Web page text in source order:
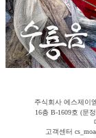
주식회사 에스제이
16층 B-1609호 (문
고객센터